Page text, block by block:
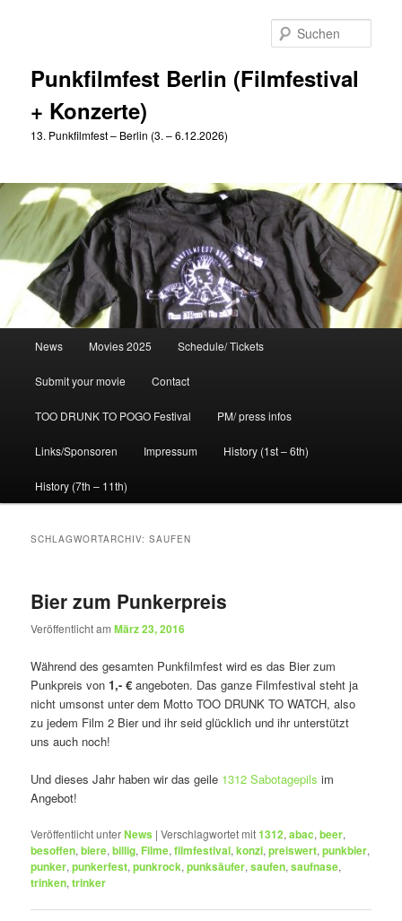
Punkfilmfest Berlin (Filmfestival
+ Konzerte)
13. Punkfilmfest – Berlin (3. – 6.12.2026)
News Movies 2025 Schedule/ Tickets
Submit your movie Contact
TOO DRUNK TO POGO Festival PM/ press infos
Links/Sponsoren Impressum History (1st – 6th)
History (7th – 11th)
SCHLAGWORTARCHIV:SAUFEN
Bier zum Punkerpreis
Veröffentlicht amMärz 23, 2016
Während des gesamten Punkfilmfest wird es das Bier zum
Punkpreis von1,- € angeboten. Das ganze Filmfestival steht ja
nicht umsonst unter dem Motto TOO DRUNK TO WATCH, also
zu jedem Film 2 Bier und ihr seid glücklich und ihr unterstützt
uns auch noch!
Und dieses Jahr haben wir das geile 1312 Sabotagepils im
Angebot!
Veröffentlicht unterNews |Verschlagwortet mit1312,abac,beer,
besoffen,biere,billig, Filme,filmfestival,konzi,preiswert,punkbier,
punker,punkerfest,punkrock,punksäufer,saufen,saufnase,
trinken,trinker